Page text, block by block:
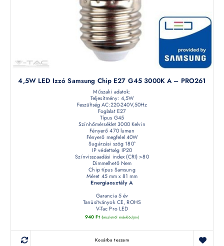
4,5W LED Izzó Samsung Chip E27 G45 3000K A – PRO261
Műszaki adatok:
Teljesítmény: 4,5W
Feszültség AC:220-240V,50Hz
Foglalat E27
Típus G45
Színhőmérséklet 3000 Kelvin
Fényerő 470 lumen
Fényerő megfelel 40W
Sugárzási szög 180°
IP védettség IP20
Színvisszaadási index (CRI) >80
Dimmelhető Nem
Chip típus Samsung
Méret 45 mm x 81 mm
Energiaosztály A
Garancia 5 év
Tanúsítványok CE, ROHS
V-Tac Pro LED
940Ft (készletről érdeklődjön)
Kosárba teszem